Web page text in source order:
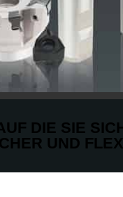
DIE SIE
UND